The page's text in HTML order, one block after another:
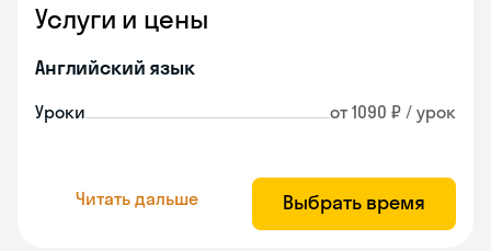
Услуги и цены
Английский язык
Уроки от 1090 ₽ / урок
Читать дальше Выбрать время